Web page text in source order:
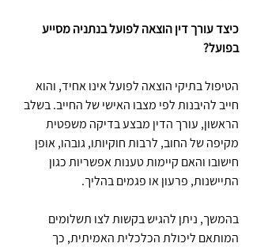
כיצד עורך דין הוצאה לפועל בנתניה מסייע
בפועל?
הטיפול בתיקי הוצאה לפועל אינו אחיד, והוא
חייב להיבנות לפי מצבו האישי של החייב. בשלב
הראשון, עורך הדין מבצע בדיקה משפטית
מקיפה של החוב, לרבות חוקיותו, גובהו, אופן
חישובו והאם קיימות טענות אפשריות כגון
התיישנות, פרעון או פגמים בהליך.
בהמשך, ניתן להגיש בקשות לצו תשלומים
המותאם ליכולת הכלכלית האמיתית, כך